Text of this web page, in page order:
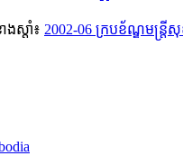
ស្តាំ៖ 2002-06 ក្របខ័ណ្ឌមន្ត្រី